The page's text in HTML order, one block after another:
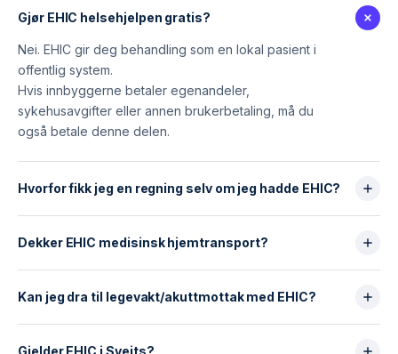
Gjør EHIC helsehjelpen gratis?
Nei. EHIC gir deg behandling som en lokal pasient i
offentlig system.
Hvis innbyggerne betaler egenandeler,
sykehusavgifter eller annen brukerbetaling, må du
også betale denne delen.
Hvorfor fikk jeg en regning selv om jeg hadde EHIC?
Det kan skyldes flere ting:
Du fikk behandling i privat sektor.
Du måtte legge ut på stedet før eventuell
refusjon.
EHIC garanterer ikke at du aldri får en regning – det
Dekker EHIC medisinsk hjemtransport?
Nei. Medisinsk hjemtransport til Norge dekkes aldri
av EHIC.
Kan jeg dra til legevakt/akuttmottak med EHIC?
Ja, hvis du blir behandlet i offentlig helsetjeneste.
Nødvendig akuttbehandling under oppholdet
Gjelder EHIC i Sveits?